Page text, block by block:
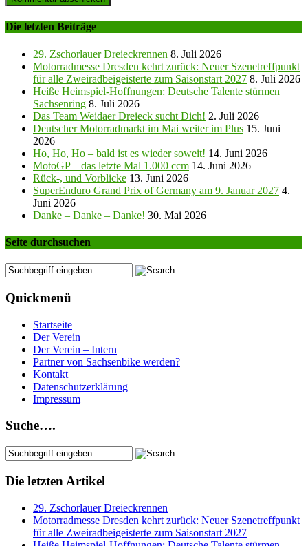
Die letzten Beiträge
29. Zschorlauer Dreieckrennen 8. Juli 2026
Motorradmesse Dresden kehrt zurück: Neuer Szenetreffpunkt
für alle Zweiradbeigeisterte zum Saisonstart 2027 8. Juli 2026
Heiße Heimspiel-Hoffnungen: Deutsche Talente stürmen
Sachsenring 8. Juli 2026
Das Team Weidaer Dreieck sucht Dich! 2. Juli 2026
Deutscher Motorradmarkt im Mai weiter im Plus 15. Juni
2026
Ho, Ho, Ho – bald ist es wieder soweit! 14. Juni 2026
MotoGP – das letzte Mal 1.000 ccm 14. Juni 2026
Rück-, und Vorblicke 13. Juni 2026
SuperEnduro Grand Prix of Germany am 9. Januar 2027 4.
Juni 2026
Danke – Danke – Danke! 30. Mai 2026
Seite durchsuchen
Quickmenü
Startseite
Der Verein
Der Verein – Intern
Partner von Sachsenbike werden?
Kontakt
Datenschutzerklärung
Impressum
Suche….
Die letzten Artikel
29. Zschorlauer Dreieckrennen
Motorradmesse Dresden kehrt zurück: Neuer Szenetreffpunkt
für alle Zweiradbeigeisterte zum Saisonstart 2027